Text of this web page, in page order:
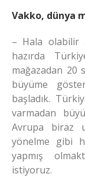
Vakko, dünya
– Hala olabilir
hazırda
mağazadan 20
büyüme
başladık.
varmadan
Avrupa biraz
yönelme gibi
yapmış
istiyoruz.